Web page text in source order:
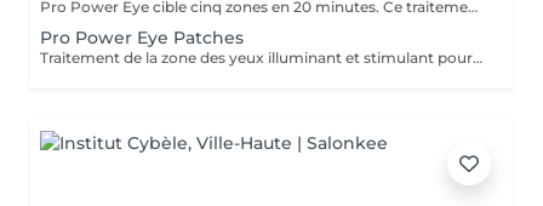
Pro Power Eye cible cinq zones en 20 minutes. Ce traitement de la peau offre un soin complet de la zone complexe des yeux et cible les muscles faciaux, les réseaux de macro et micro circulation, et la texture de la peau à l'aide de patchs aux acides de fruits et l'utilisation de micro courant.
Pro Power Eye Patches
Traitement de la zone des yeux illuminant et stimulant pour les réseaux de macro et micro circulation et la texture de la peau à l'aide de patches aux acides de fruits.